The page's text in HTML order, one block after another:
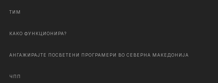
ТИМ
КАКО ФУНКЦИОНИРА?
АНГАЖИРАЈТЕ ПОСВЕТЕНИ ПРОГРАМЕРИ ВО СЕВЕРНА МАКЕДОНИЈА
ЧПП